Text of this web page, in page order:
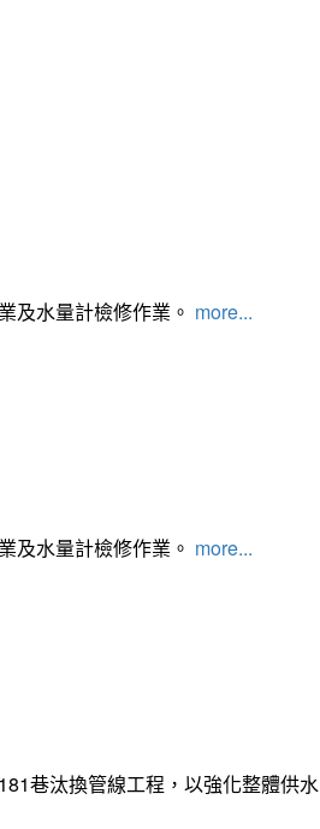
及水量計檢修作業。 more...
及水量計檢修作業。 more...
巷汰換管線工程，以強化整體供